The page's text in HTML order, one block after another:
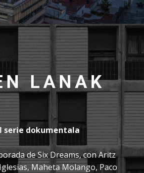
LANAK
II serie dokumentala
de Six Dreams, con Aritz
Maheta Molango, Paco